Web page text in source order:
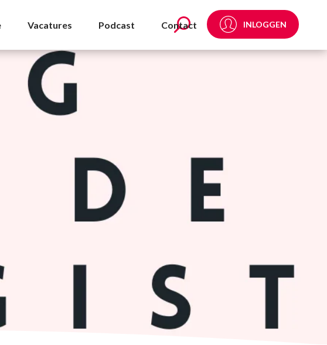
Vacatures Podcast Contact INLOGGEN